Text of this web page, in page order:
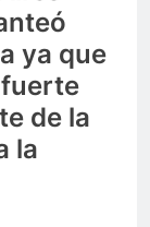
ya que
de la
la